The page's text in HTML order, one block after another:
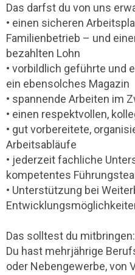
Das darfst du von uns
• einen sicheren
Familienbetrieb – und
bezahlten Lohn
• vorbildlich geführte und
ein ebensolches Magazin
• spannende Arbeiten im
• einen respektvollen,
• gut vorbereitete,
Arbeitsabläufe
• jederzeit fachliche
kompetentes
• Unterstützung bei
Das solltest du mitbringen:
Du hast mehrjährige
oder Nebengewerbe, von